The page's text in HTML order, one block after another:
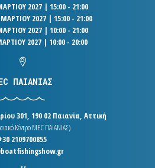
2027 | 15:00 - 21:00
2027 | 15:00 - 21:00
2027 | 10:00 - 21:00
2027 | 10:00 - 20:00
ΠΑΙΑΝΙΑΣ
301, 190 02 Παιανία, Αττική
Κέντρο MEC ΠΑΙΑΝΙΑΣ)
+30 2109700855